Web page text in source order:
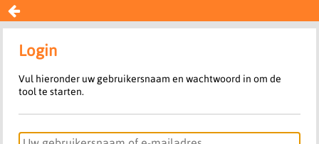

Login
Vul hieronder uw gebruikersnaam en wachtwoord in om de
tool te starten.